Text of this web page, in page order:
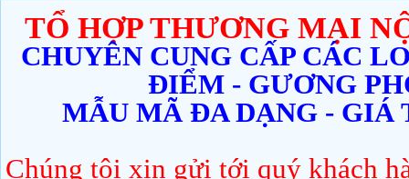
TỔ HỢP THƯƠNG MẠI
CHUYÊN CUNG CẤP CÁC
ĐIỂM - GƯƠNG
MẪU MÃ ĐA DẠNG - GIÁ
Chúng tôi xin gửi tới quý khách